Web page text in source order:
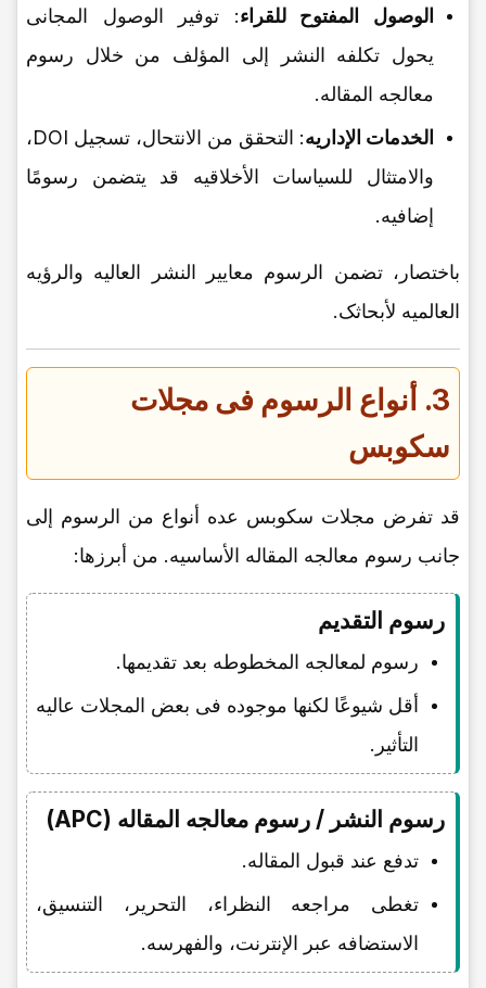
الوصول المفتوح للقراء: توفیر الوصول المجانی
یحول تکلفه النشر إلى المؤلف من خلال رسوم
معالجه المقاله.
الخدمات الإداریه
: التحقق من الانتحال، تسجیل DOI،
والامتثال للسیاسات الأخلاقیه قد یتضمن رسومًا
إضافیه.
باختصار، تضمن الرسوم معاییر النشر العالیه والرؤیه
العالمیه لأبحاثک.
3. أنواع الرسوم فی مجلات
سکوبس
قد تفرض مجلات سکوبس عده أنواع من الرسوم إلى
جانب رسوم معالجه المقاله الأساسیه. من أبرزها:
رسوم التقدیم
رسوم لمعالجه المخطوطه بعد تقدیمها.
أقل شیوعًا لکنها موجوده فی بعض المجلات عالیه
التأثیر.
رسوم النشر / رسوم معالجه المقاله (APC)
تدفع عند قبول المقاله.
تغطی مراجعه النظراء، التحریر، التنسیق،
الاستضافه عبر الإنترنت، والفهرسه.